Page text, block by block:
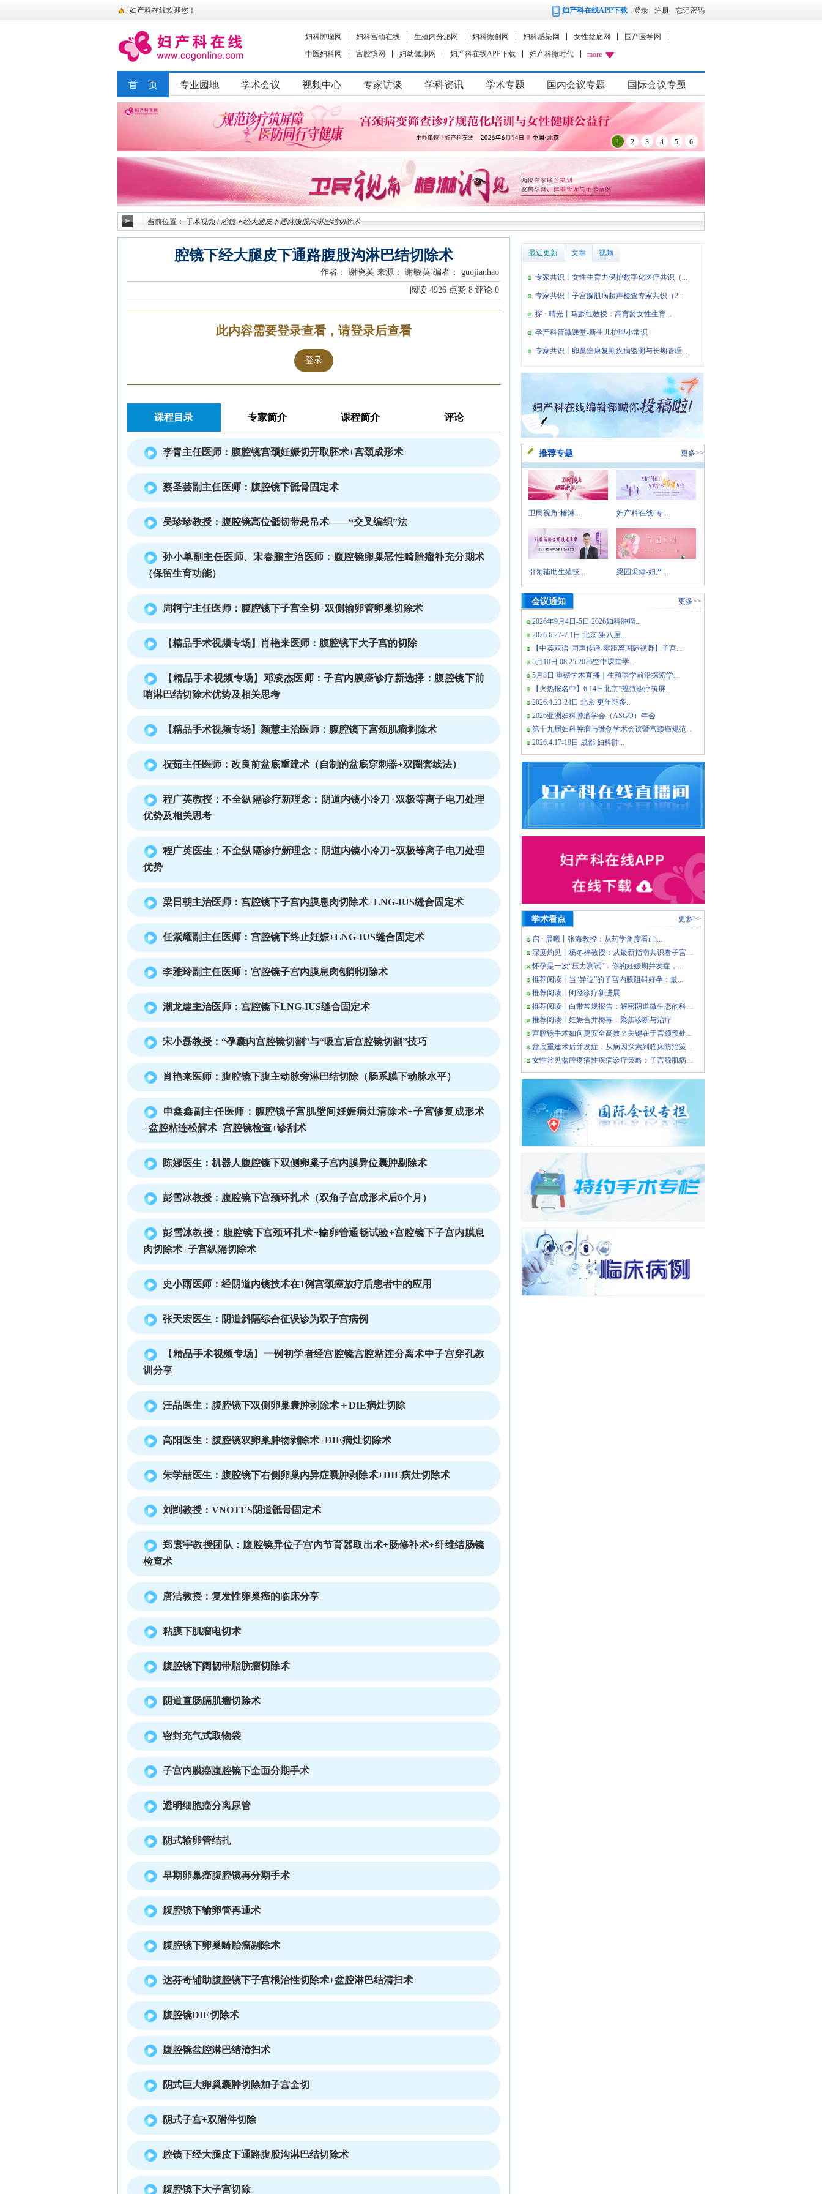
妇产科在线欢迎您！ 妇产科在线APP下载 登录 注册 忘记密码
妇科肿瘤网 妇科宫颈在线 生殖内分泌网 妇科微创网 妇科感染网 女性盆底网
围产医学网
中医妇科网
宫腔镜网 妇幼健康网 妇产科在线APP下载 妇产科微时代 more
首 页 专业园地 学术会议 视频中心 专家访谈 学科资讯 学术专题 国内会议专题 国际会议专题
1 2 3 4 5 6
当前位置：手术视频 / 腔镜下经大腿皮下通路腹股沟淋巴结切除术
腔镜下经大腿皮下通路腹股沟淋巴结切除术
作者： 谢晓英 来源： 谢晓英 编者： guojianhao
阅读 4926 点赞 8 评论 0
此内容需要登录查看，请登录后查看
登录
课程目录 专家简介 课程简介 评论
李青主任医师：腹腔镜宫颈妊娠切开取胚术+宫颈成形术
蔡圣芸副主任医师：腹腔镜下骶骨固定术
吴珍珍教授：腹腔镜高位骶韧带悬吊术——“交叉编织”法
孙小单副主任医师、宋春鹏主治医师：腹腔镜卵巢恶性畸胎瘤补充分期术
（保留生育功能）
周柯宁主任医师：腹腔镜下子宫全切+双侧输卵管卵巢切除术
【精品手术视频专场】肖艳来医师：腹腔镜下大子宫的切除
【精品手术视频专场】邓凌杰医师：子宫内膜癌诊疗新选择：腹腔镜下前
哨淋巴结切除术优势及相关思考
【精品手术视频专场】颜慧主治医师：腹腔镜下宫颈肌瘤剥除术
祝茹主任医师：改良前盆底重建术（自制的盆底穿刺器+双圈套线法）
程广英教授：不全纵隔诊疗新理念：阴道内镜小冷刀+双极等离子电刀处理
优势及相关思考
程广英医生：不全纵隔诊疗新理念：阴道内镜小冷刀+双极等离子电刀处理
优势
梁日朝主治医师：宫腔镜下子宫内膜息肉切除术+LNG-IUS缝合固定术
任紫耀副主任医师：宫腔镜下终止妊娠+LNG-IUS缝合固定术
李雅玲副主任医师：宫腔镜子宫内膜息肉刨削切除术
潮龙建主治医师：宫腔镜下LNG-IUS缝合固定术
宋小磊教授：“孕囊内宫腔镜切割”与“吸宫后宫腔镜切割”技巧
肖艳来医师：腹腔镜下腹主动脉旁淋巴结切除（肠系膜下动脉水平）
申鑫鑫副主任医师：腹腔镜子宫肌壁间妊娠病灶清除术+子宫修复成形术
+盆腔粘连松解术+宫腔镜检查+诊刮术
陈娜医生：机器人腹腔镜下双侧卵巢子宫内膜异位囊肿剔除术
彭雪冰教授：腹腔镜下宫颈环扎术（双角子宫成形术后6个月）
彭雪冰教授：腹腔镜下宫颈环扎术+输卵管通畅试验+宫腔镜下子宫内膜息
肉切除术+子宫纵隔切除术
史小雨医师：经阴道内镜技术在1例宫颈癌放疗后患者中的应用
张天宏医生：阴道斜隔综合征误诊为双子宫病例
【精品手术视频专场】一例初学者经宫腔镜宫腔粘连分离术中子宫穿孔教
训分享
汪晶医生：腹腔镜下双侧卵巢囊肿剥除术＋DIE病灶切除
高阳医生：腹腔镜双卵巢肿物剥除术+DIE病灶切除术
朱学喆医生：腹腔镜下右侧卵巢内异症囊肿剥除术+DIE病灶切除术
刘剀教授：VNOTES阴道骶骨固定术
郑寰宇教授团队：腹腔镜异位子宫内节育器取出术+肠修补术+纤维结肠镜
检查术
唐洁教授：复发性卵巢癌的临床分享
粘膜下肌瘤电切术
腹腔镜下阔韧带脂肪瘤切除术
阴道直肠膈肌瘤切除术
密封充气式取物袋
子宫内膜癌腹腔镜下全面分期手术
透明细胞癌分离尿管
阴式输卵管结扎
早期卵巢癌腹腔镜再分期手术
腹腔镜下输卵管再通术
腹腔镜下卵巢畸胎瘤剔除术
达芬奇辅助腹腔镜下子宫根治性切除术+盆腔淋巴结清扫术
腹腔镜DIE切除术
腹腔镜盆腔淋巴结清扫术
阴式巨大卵巢囊肿切除加子宫全切
阴式子宫+双附件切除
腔镜下经大腿皮下通路腹股沟淋巴结切除术
腹腔镜下大子宫切除
最近更新 文章 视频
专家共识丨女性生育力保护数字化医疗共识（...
专家共识丨子宫腺肌病超声检查专家共识（2...
探 · 晴光丨马黔红教授：高育龄女性生育...
孕产科普微课堂-新生儿护理小常识
专家共识丨卵巢癌康复期疾病监测与长期管理...
推荐专题 更多>>
卫民视角·椿淋... 妇产科在线-专...
引领辅助生殖技... 梁园采撷-妇产...
会议通知 更多>>
2026年9月4日-5日 2026妇科肿瘤...
2026.6.27-7.1日 北京 第八届...
【中英双语·同声传译·零距离国际视野】子宫...
5月10日 08:25 2026空中课堂学...
5月8日 重磅学术直播｜生殖医学前沿探索学...
【火热报名中】6.14日北京“规范诊疗筑屏...
2026.4.23-24日 北京 更年期多...
2026亚洲妇科肿瘤学会（ASGO）年会
第十九届妇科肿瘤与微创学术会议暨宫颈癌规范...
2026.4.17-19日 成都 妇科肿...
学术看点 更多>>
启 · 晨曦丨张海教授：从药学角度看r-h...
深度灼见丨杨冬梓教授：从最新指南共识看子宫...
怀孕是一次“压力测试”：你的妊娠期并发症，...
推荐阅读丨当“异位”的子宫内膜阻碍好孕：最...
推荐阅读丨闭经诊疗新进展
推荐阅读丨白带常规报告：解密阴道微生态的科...
推荐阅读丨妊娠合并梅毒：聚焦诊断与治疗
宫腔镜手术如何更安全高效？关键在于宫颈预处...
盆底重建术后并发症：从病因探索到临床防治策...
女性常见盆腔疼痛性疾病诊疗策略：子宫腺肌病...